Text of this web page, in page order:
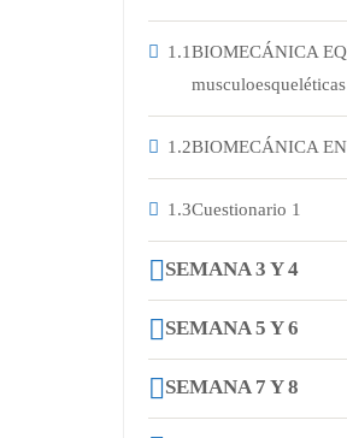
1.1BIOMECÁNICA
1.2BIOMECÁNICA EN
1.3Cuestionario 1
SEMANA 3 Y 4
SEMANA 5 Y 6
SEMANA 7 Y 8